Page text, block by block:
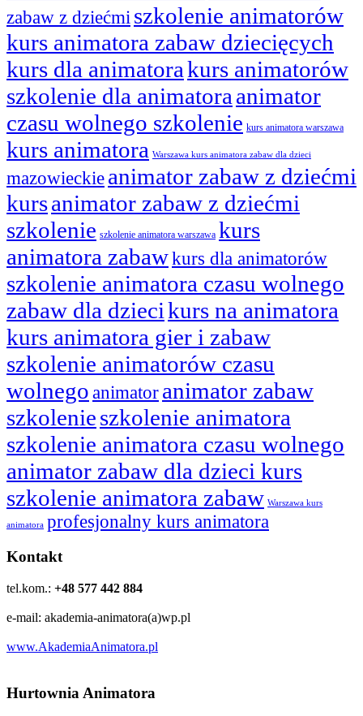
zabaw z dziećmi szkolenie animatorów
kurs animatora zabaw dziecięcych
kurs dla animatorakurs animatorów
szkolenie dla animatora animator
czasu wolnego szkolenie kurs animatora warszawa
kurs animatora Warszawa kurs animatora zabaw dla dzieci
mazowieckie animator zabaw z dziećmi
kursanimator zabaw z dziećmi
szkolenie szkolenie animatora warszawa kurs
animatora zabawkurs dla animatorów
szkolenie animatora czasu wolnego
zabaw dla dziecikurs na animatora
kurs animatora gier i zabaw
szkolenie animatorów czasu
wolnego animator animator zabaw
szkolenieszkolenie animatora
szkolenie animatora czasu wolnego
animator zabaw dla dzieci kurs
szkolenie animatora zabaw Warszawa kurs
animatora profesjonalny kurs animatora
Kontakt
tel.kom.: +48 577 442 884
e-mail: akademia-animatora(a)wp.pl
www.AkademiaAnimatora.pl
Hurtownia Animatora